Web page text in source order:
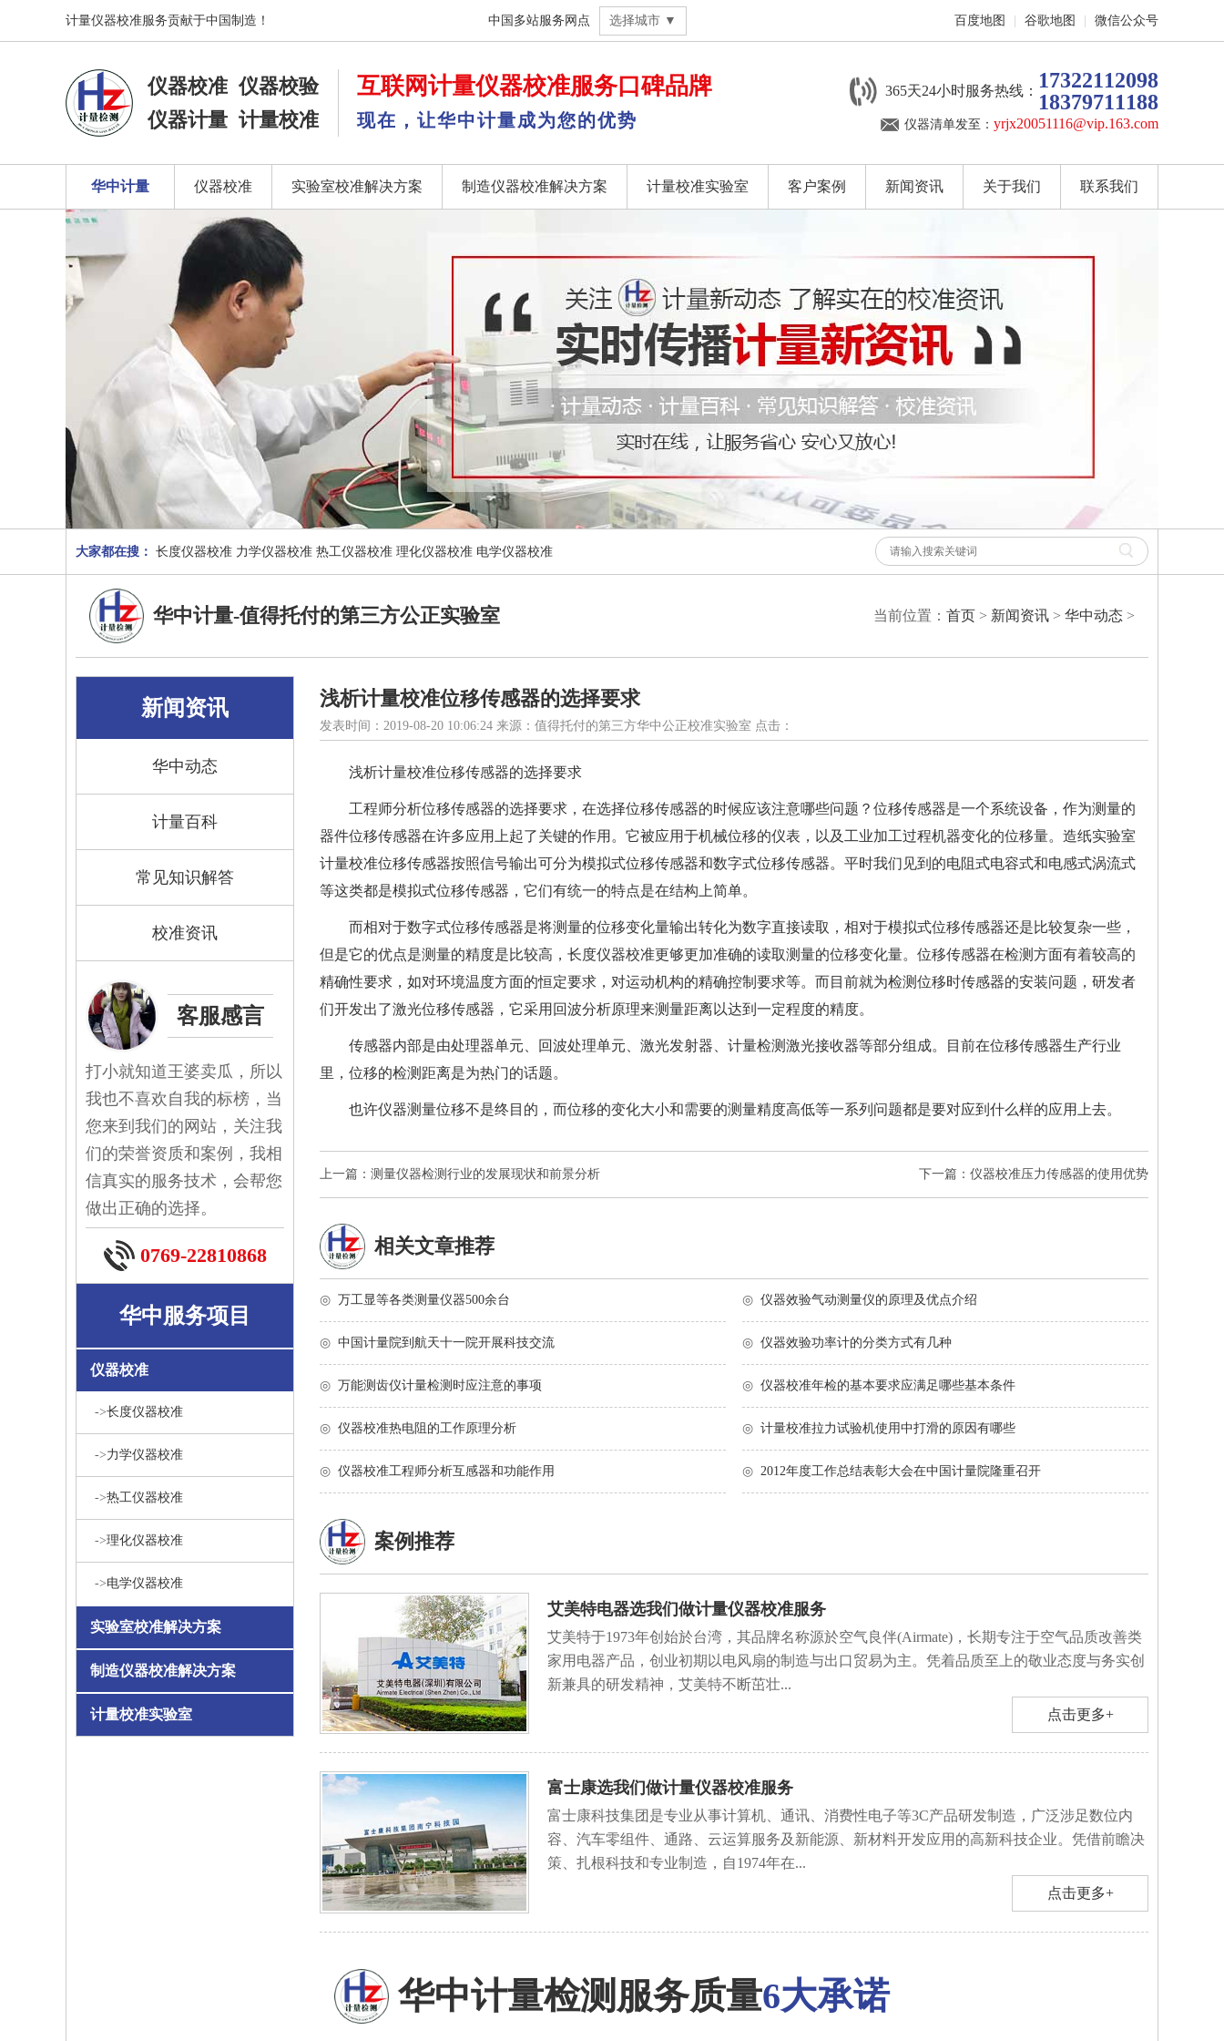
计量仪器校准服务贡献于中国制造！ 中国多站服务网点 选择城市 ▼ 百度地图 谷歌地图 微信公众号
仪器校准 仪器校验
仪器计量 计量校准
互联网计量仪器校准服务口碑品牌
现在，让华中计量成为您的优势
365天24小时服务热线： 17322112098
18379711188
仪器清单发至： yrjx20051116@vip.163.com
华中计量 仪器校准 实验室校准解决方案 制造仪器校准解决方案 计量校准实验室 客户案例 新闻资讯 关于我们 联系我们
大家都在搜： 长度仪器校准 力学仪器校准 热工仪器校准 理化仪器校准 电学仪器校准
当前位置： 首页 > 新闻资讯 > 华中动态 >
华中计量-值得托付的第三方公正实验室
新闻资讯
华中动态
计量百科
常见知识解答
校准资讯
客服感言
打小就知道王婆卖瓜，所以
我也不喜欢自我的标榜，当
您来到我们的网站，关注我
们的荣誉资质和案例，我相
信真实的服务技术，会帮您
做出正确的选择。
0769-22810868
华中服务项目
仪器校准
->长度仪器校准
->力学仪器校准
->热工仪器校准
->理化仪器校准
->电学仪器校准
实验室校准解决方案
制造仪器校准解决方案
计量校准实验室
浅析计量校准位移传感器的选择要求
发表时间：2019-08-20 10:06:24 来源：值得托付的第三方华中公正校准实验室 点击：
浅析计量校准位移传感器的选择要求
工程师分析位移传感器的选择要求，在选择位移传感器的时候应该注意哪些问题？位移传感器是一个系统设备，作为测量的
器件位移传感器在许多应用上起了关键的作用。它被应用于机械位移的仪表，以及工业加工过程机器变化的位移量。 造纸实验室
计量校准位移传感器按照信号输出可分为模拟式位移传感器和数字式位移传感器。平时我们见到的电阻式电容式和电感式涡流式
等这类都是模拟式位移传感器，它们有统一的特点是在结构上简单。
而相对于数字式位移传感器是将测量的位移变化量输出转化为数字直接读取，相对于模拟式位移传感器还是比较复杂一些，
但是它的优点是测量的精度是比较高， 长度仪器校准更够更加准确的读取测量的位移变化量。位移传感器在检测方面有着较高的
精确性要求，如对环境温度方面的恒定要求，对运动机构的精确控制要求等。而目前就为检测位移时传感器的安装问题，研发者
们开发出了激光位移传感器，它采用回波分析原理来测量距离以达到一定程度的精度。
传感器内部是由处理器单元、回波处理单元、激光发射器、 计量检测激光接收器等部分组成。目前在位移传感器生产行业
里，位移的检测距离是为热门的话题。
也许仪器测量位移不是终目的，而位移的变化大小和需要的测量精度高低等一系列问题都是要对应到什么样的应用上去。
下一篇：仪器校准压力传感器的使用优势
上一篇：测量仪器检测行业的发展现状和前景分析
相关文章推荐
◎ 万工显等各类测量仪器500余台 ◎ 仪器效验气动测量仪的原理及优点介绍
◎ 中国计量院到航天十一院开展科技交流 ◎ 仪器效验功率计的分类方式有几种
◎ 万能测齿仪计量检测时应注意的事项 ◎ 仪器校准年检的基本要求应满足哪些基本条件
◎ 仪器校准热电阻的工作原理分析 ◎ 计量校准拉力试验机使用中打滑的原因有哪些
◎ 仪器校准工程师分析互感器和功能作用 ◎ 2012年度工作总结表彰大会在中国计量院隆重召开
案例推荐
艾美特电器选我们做计量仪器校准服务
艾美特于1973年创始於台湾，其品牌名称源於空气良伴(Airmate)，长期专注于空气品质改善类
家用电器产品，创业初期以电风扇的制造与出口贸易为主。凭着品质至上的敬业态度与务实创
新兼具的研发精神，艾美特不断茁壮...
点击更多+
富士康选我们做计量仪器校准服务
富士康科技集团是专业从事计算机、通讯、消费性电子等3C产品研发制造，广泛涉足数位内
容、汽车零组件、通路、云运算服务及新能源、新材料开发应用的高新科技企业。凭借前瞻决
策、扎根科技和专业制造，自1974年在...
点击更多+
华中计量检测服务质量6大承诺